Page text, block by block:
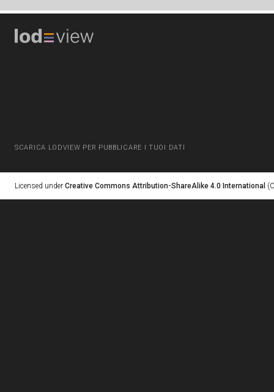
SCARICA LODVIEW PER PUBBLICARE I TUOI DATI
Licensed under Creative Commons Attribution-ShareAlike 4.0 International